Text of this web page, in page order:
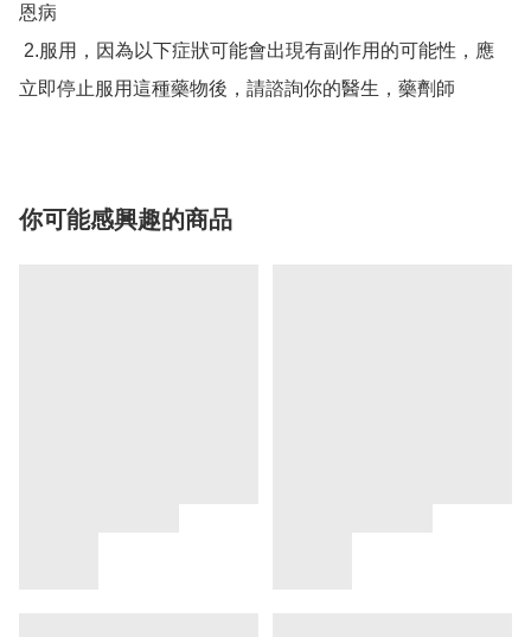
恩病
立即停止服用這種藥物後，請諮詢你的醫生，藥劑師
你可能感興趣的商品